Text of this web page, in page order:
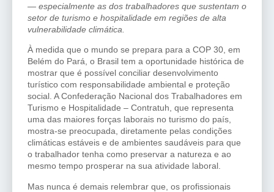
— especialmente as dos trabalhadores que sustentam o
setor de turismo e hospitalidade em regiões de alta
vulnerabilidade climática.
À medida que o mundo se prepara para a COP 30, em
Belém do Pará, o Brasil tem a oportunidade histórica de
mostrar que é possível conciliar desenvolvimento
turístico com responsabilidade ambiental e proteção
social. A Confederação Nacional dos Trabalhadores em
Turismo e Hospitalidade – Contratuh, que representa
uma das maiores forças laborais no turismo do país,
mostra-se preocupada, diretamente pelas condições
climáticas estáveis e de ambientes saudáveis para que
o trabalhador tenha como preservar a natureza e ao
mesmo tempo prosperar na sua atividade laboral.
Mas nunca é demais relembrar que, os profissionais